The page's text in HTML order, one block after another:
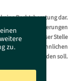
zu.
Rechtsberatung dar.
Änderungen
Es wird an dieser Stelle
der männlichen
verstanden werden soll.